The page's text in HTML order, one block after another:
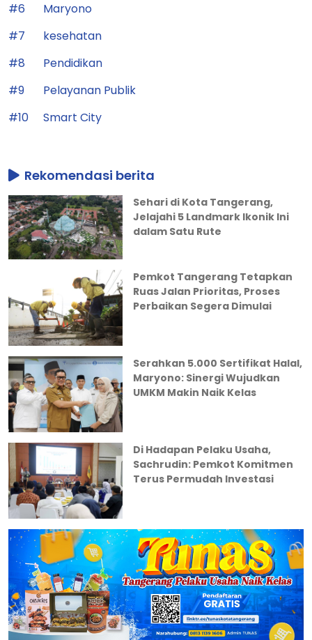
#6
Maryono
#7
kesehatan
#8
Pendidikan
#9
Pelayanan Publik
#10
Smart City
Rekomendasi berita
Sehari di Kota Tangerang,
Jelajahi 5 Landmark Ikonik Ini
dalam Satu Rute
Pemkot Tangerang Tetapkan
Ruas Jalan Prioritas, Proses
Perbaikan Segera Dimulai
Serahkan 5.000 Sertifikat Halal,
Maryono: Sinergi Wujudkan
UMKM Makin Naik Kelas
Di Hadapan Pelaku Usaha,
Sachrudin: Pemkot Komitmen
Terus Permudah Investasi